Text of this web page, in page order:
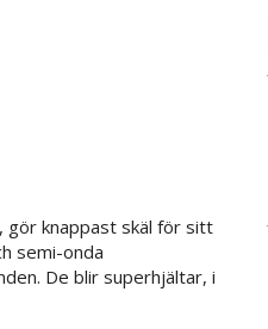
gör knappast skäl för sitt
semi-onda
De blir superhjältar, i